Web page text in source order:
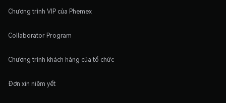
Chương trình VIP của Phemex
Collaborator Program
Chương trình khách hàng của tổ chức
Đơn xin niêm yết